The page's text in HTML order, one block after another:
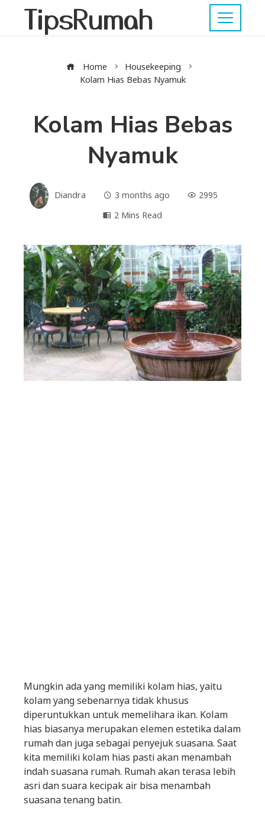
TipsRumah
Home
Housekeeping
Kolam Hias Bebas Nyamuk
Kolam Hias Bebas
Nyamuk
Diandra 3 months ago
2995
2 Mins Read
Mungkin ada yang memiliki kolam hias, yaitu
kolam yang sebenarnya tidak khusus
diperuntukkan untuk memelihara ikan. Kolam
hias biasanya merupakan elemen estetika dalam
rumah dan juga sebagai penyejuk suasana. Saat
kita memiliki kolam hias pasti akan menambah
indah suasana rumah. Rumah akan terasa lebih
asri dan suara kecipak air bisa menambah
suasana tenang batin.